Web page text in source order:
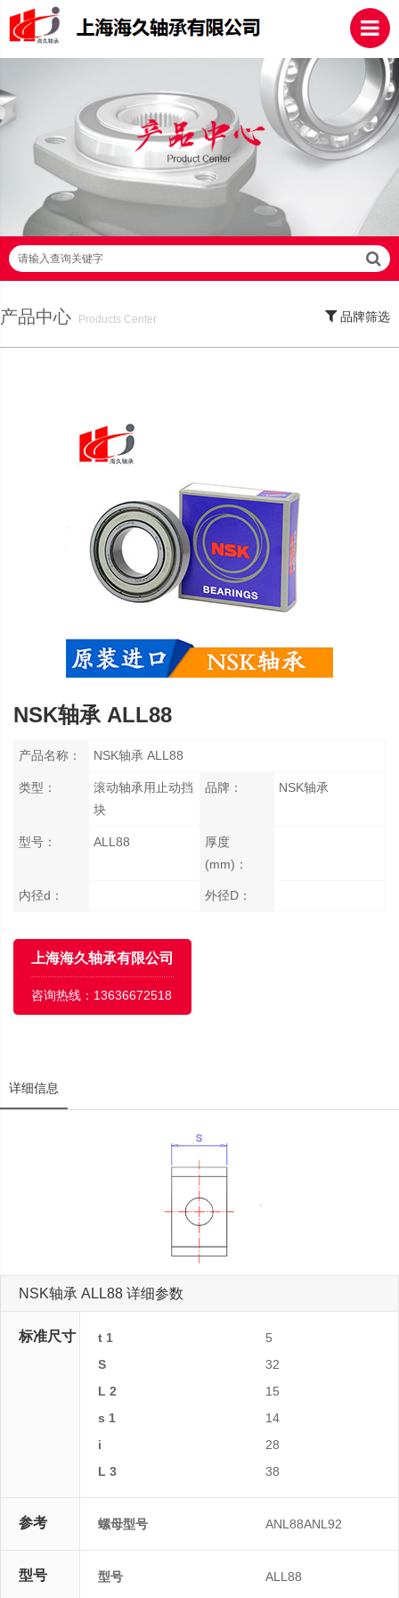
请输入查询关键字
产品中心
Products Center
品牌筛选
NSK轴承 ALL88
产品名称： NSK轴承 ALL88
类型：
滚动轴承用止动挡
块
品牌： NSK轴承
型号： ALL88
厚度
(mm)：
内径d： 外径D：
上海海久轴承有限公司
咨询热线： 13636672518
详细信息
NSK轴承 ALL88 详细参数
标准尺寸 t 1
5
S
32
L 2
15
s 1
14
i
28
L 3
38
参考 螺母型号 ANL88ANL92
型号 型号 ALL88